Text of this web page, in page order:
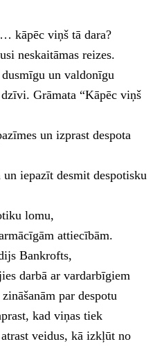
kāpēc viņš tā dara?
neskaitāmas reizes.
un valdonīgu
Grāmata “Kāpēc viņš
un izprast despota
iepazīt desmit despotisku
lomu,
attiecībām.
Bankrofts,
darbā ar vardarbīgiem
par despotu
kad viņas tiek
veidus, kā izkļūt no